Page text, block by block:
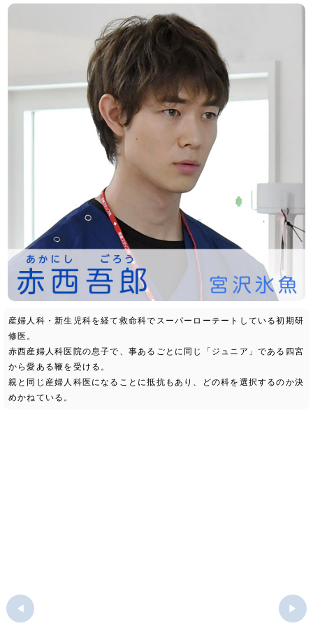
産婦人科・新生児科を経て救命科でスーパーローテートしている初期研
修医。
赤西産婦人科医院の息子で、事あるごとに同じ「ジュニア」である四宮
から愛ある鞭を受ける。
親と同じ産婦人科医になることに抵抗もあり、どの科を選択するのか決
めかねている。
▶
◀